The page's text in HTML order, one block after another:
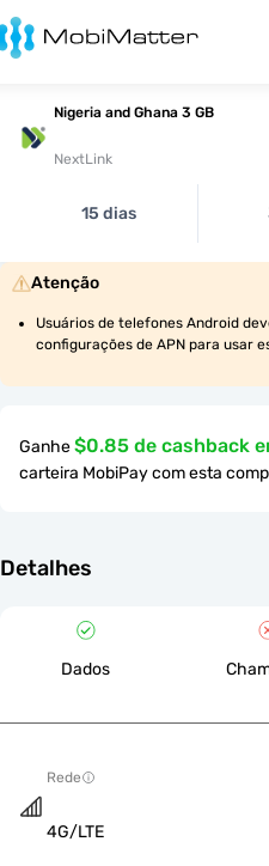
Nigeria and Ghana 3 GB
NextLink
15 dias
Atenção
Usuários de telefones Android
configurações de APN para usar
Ganhe$0.85 de cashback
carteira MobiPay com esta
Detalhes
Dados
Rede
4G/LTE